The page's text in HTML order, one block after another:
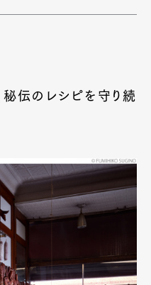
秘伝のレシピを守り続